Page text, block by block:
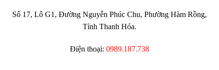
Số 17, Lô G1, Đường Nguyễn Phúc Chu, Phường Hàm Rồng,
Tỉnh Thanh Hóa.
Điện thoại: 0989.187.738